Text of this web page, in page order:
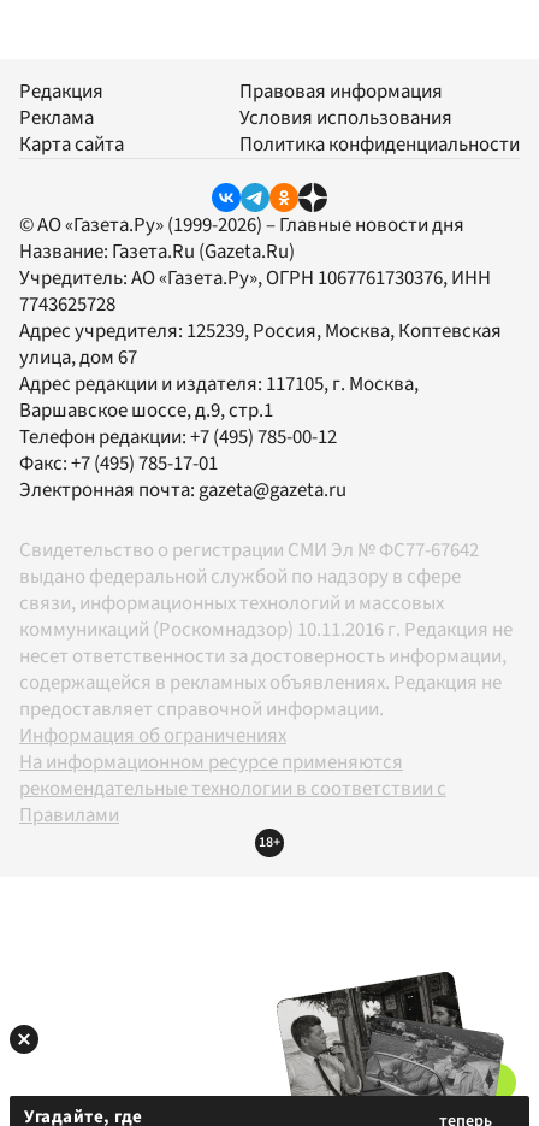
Редакция
Реклама
Карта сайта
Правовая информация
Условия использования
Политика конфиденциальности
© АО «Газета.Ру» (1999-2026) – Главные новости дня
Название: Газета.Ru (Gazeta.Ru)
Учредитель:АО «Газета.Ру», ОГРН 1067761730376, ИНН
7743625728
Адрес учредителя: 125239, Россия, Москва, Коптевская
улица, дом 67
Адрес редакции и издателя: 117105, г. Москва,
Варшавское шоссе, д.9, стр.1
Телефон редакции:+7 (495) 785-00-12
Факс:+7 (495) 785-17-01
Электронная почта: gazeta@gazeta.ru
Свидетельство о регистрации СМИ Эл № ФС77-67642
выдано федеральной службой по надзору в сфере
связи, информационных технологий и массовых
коммуникаций (Роскомнадзор) 10.11.2016 г. Редакция не
несет ответственности за достоверность информации,
содержащейся в рекламных объявлениях. Редакция не
предоставляет справочной информации.
Информация об ограничениях
На информационном ресурсе применяются
рекомендательные технологии в соответствии с
Правилами
18+
Угадайте, где